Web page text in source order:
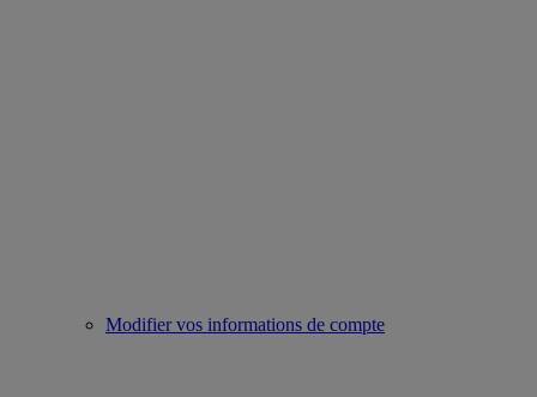
Modifier vos informations de compte